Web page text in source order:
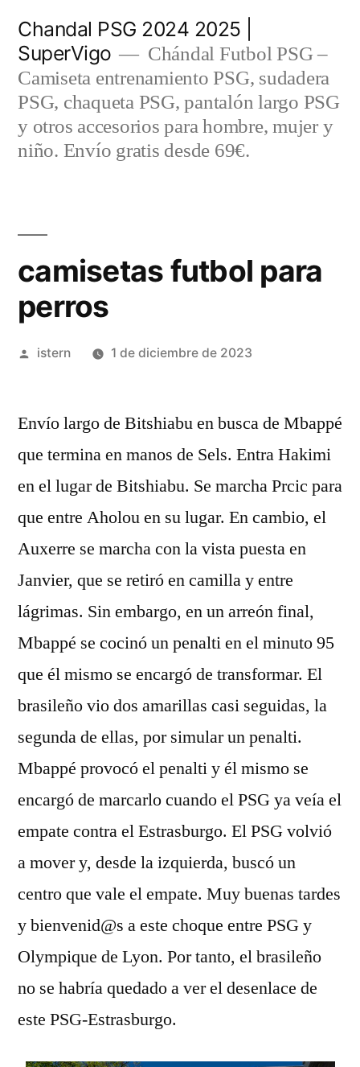
contenido
Chandal PSG 2024 2025 |
SuperVigo
Chándal Futbol PSG –
Camiseta entrenamiento PSG, sudadera
PSG, chaqueta PSG, pantalón largo PSG
y otros accesorios para hombre, mujer y
niño. Envío gratis desde 69€.
camisetas futbol para
perros
Publicado
istern 1 de diciembre de 2023
Envío largo de Bitshiabu en busca de Mbappé
que termina en manos de Sels. Entra Hakimi
en el lugar de Bitshiabu. Se marcha Prcic para
que entre Aholou en su lugar. En cambio, el
Auxerre se marcha con la vista puesta en
Janvier, que se retiró en camilla y entre
lágrimas. Sin embargo, en un arreón final,
Mbappé se cocinó un penalti en el minuto 95
que él mismo se encargó de transformar. El
brasileño vio dos amarillas casi seguidas, la
segunda de ellas, por simular un penalti.
Mbappé provocó el penalti y él mismo se
encargó de marcarlo cuando el PSG ya veía el
empate contra el Estrasburgo. El PSG volvió
a mover y, desde la izquierda, buscó un
centro que vale el empate. Muy buenas tardes
y bienvenid@s a este choque entre PSG y
Olympique de Lyon. Por tanto, el brasileño
no se habría quedado a ver el desenlace de
este PSG-Estrasburgo.